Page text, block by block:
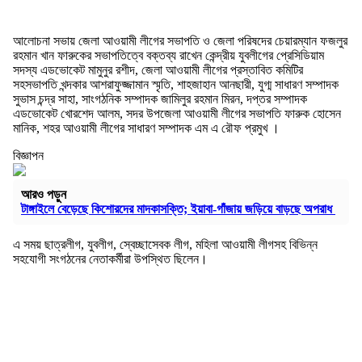
আলোচনা সভায় জেলা আওয়ামী লীগের সভাপতি ও জেলা পরিষদের চেয়ারম্যান ফজলুর
রহমান খান ফারুকের সভাপতিত্বে বক্তব্য রাখেন কেন্দ্রীয় যুবলীগের প্রেসিডিয়াম
সদস্য এডভোকেট মামুনুর রশীদ, জেলা আওয়ামী লীগের প্রস্তাবিত কমিটির
সহসভাপতি খন্দকার আশরাফুজ্জামান স্মৃতি, শাহজাহান আনছারী, যুগ্ম সাধারণ সম্পাদক
সুভাস চন্দ্র সাহা, সাংগঠনিক সম্পাদক জামিলুর রহমান মিরন, দপ্তর সম্পাদক
এডভোকেট খোরশেদ আলম, সদর উপজেলা আওয়ামী লীগের সভাপতি ফারুক হোসেন
মানিক, শহর আওয়ামী লীগের সাধারণ সম্পাদক এম এ রৌফ প্রমুখ ।
বিজ্ঞাপন
আরও পড়ুন
টাঙ্গাইলে বেড়েছে কিশোরদের মাদকাসক্তি; ইয়াবা-গাঁজায় জড়িয়ে বাড়ছে অপরাধ
এ সময় ছাত্রলীগ, যুবলীগ, স্বেচ্ছাসেবক লীগ, মহিলা আওয়ামী লীগসহ বিভিন্ন
সহযোগী সংগঠনের নেতাকর্মীরা উপস্থিত ছিলেন।